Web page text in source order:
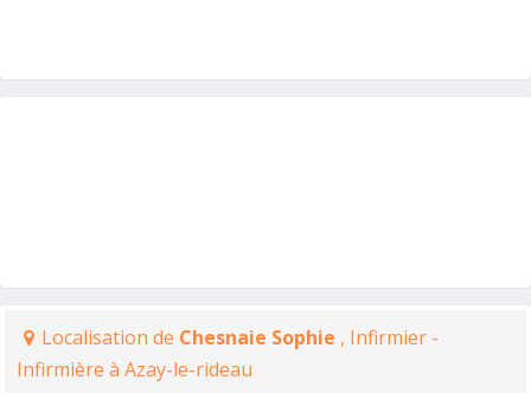
Localisation de Chesnaie Sophie , Infirmier -
Infirmière à Azay-le-rideau